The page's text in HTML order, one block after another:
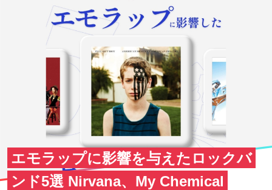
エモラップに影響を与えたロックバ
ンド5選 Nirvana、My Chemical